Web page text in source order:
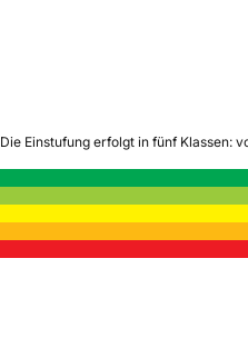
Die Einstufung erfolgt in fünf Klassen: